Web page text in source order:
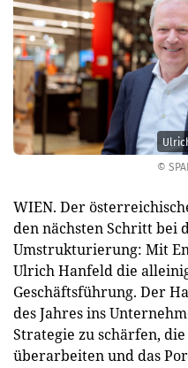
©
WIEN. Der
den nächsten Schritt bei
Umstrukturierung: Mit
Ulrich Hanfeld die
Geschäftsführung. Der
des Jahres ins
Strategie zu schärfen,
überarbeiten und das